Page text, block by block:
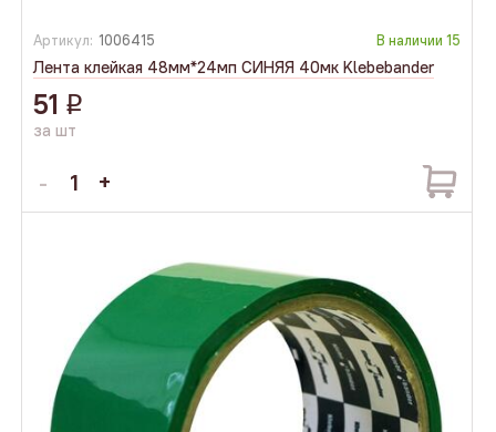
Артикул: 1006415 В наличии 15
Лента клейкая 48мм*24мп СИНЯЯ 40мк Klebebander
51 q
за шт